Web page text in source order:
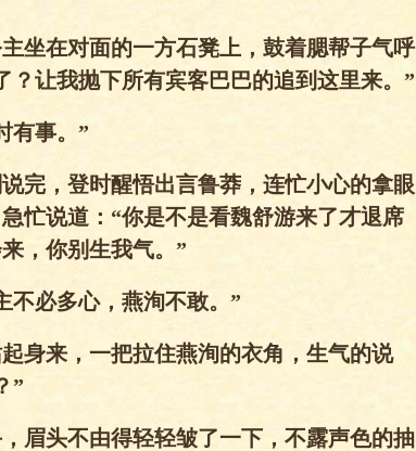
坐在对面的一方石凳上，鼓着腮帮子气呼
？让我抛下所有宾客巴巴的追到这里来。”
有事。”
完，登时醒悟出言鲁莽，连忙小心的拿眼
忙说道：“你是不是看魏舒游来了才退席
，你别生我气。”
不必多心，燕洵不敢。”
身来，一把拉住燕洵的衣角，生气的说
”
眉头不由得轻轻皱了一下，不露声色的抽